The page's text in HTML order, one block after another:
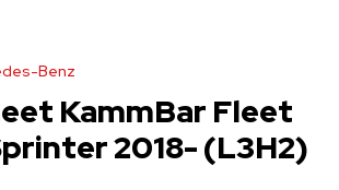
Benz
KammBar Fleet
2018- (L3H2)